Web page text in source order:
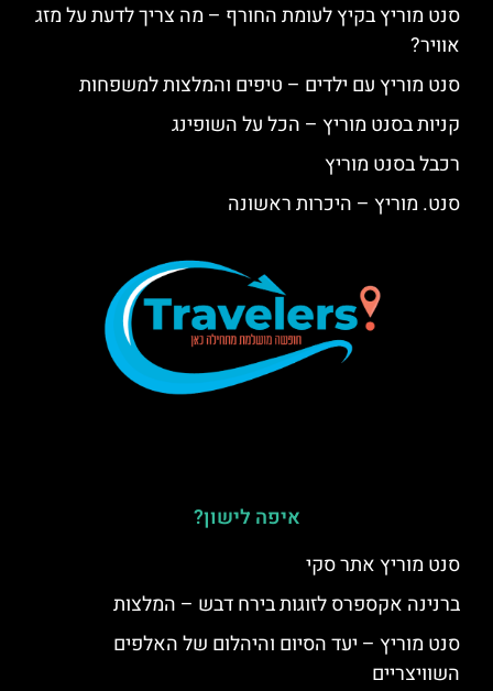
סנט מוריץ בקיץ לעומת החורף – מה צריך לדעת על מזג
אוויר?
סנט מוריץ עם ילדים – טיפים והמלצות למשפחות
קניות בסנט מוריץ – הכל על השופינג
רכבל בסנט מוריץ
סנט. מוריץ – היכרות ראשונה
איפה לישון?
סנט מוריץ אתר סקי
ברנינה אקספרס לזוגות בירח דבש – המלצות
סנט מוריץ – יעד הסיום והיהלום של האלפים
השוויצריים